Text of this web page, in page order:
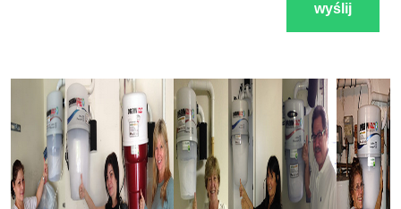
wyślij